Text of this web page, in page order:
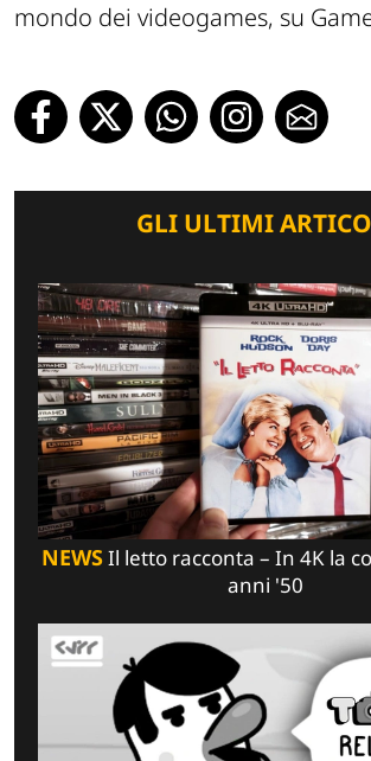
mondo dei videogames, su
GLI ULTIMI
NEWSIl letto racconta – In 4K la
anni '50